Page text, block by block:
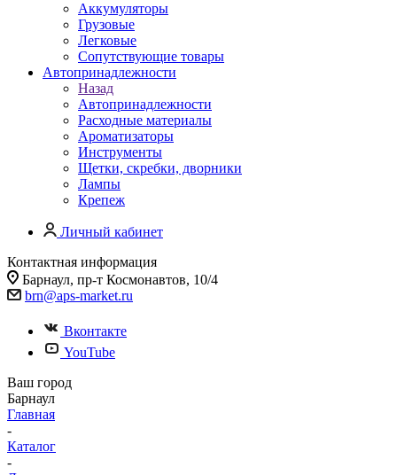
Аккумуляторы
Грузовые
Легковые
Сопутствующие товары
Автопринадлежности
Назад
Автопринадлежности
Расходные материалы
Ароматизаторы
Инструменты
Щетки, скребки, дворники
Лампы
Крепеж
Личный кабинет
Контактная информация
Барнаул, пр-т Космонавтов, 10/4
brn@aps-market.ru
Вконтакте
YouTube
Ваш город
Барнаул
Главная
-
Каталог
-